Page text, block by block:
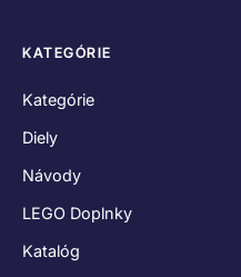
KATEGÓRIE
Kategórie
Diely
Návody
LEGO Doplnky
Katalóg